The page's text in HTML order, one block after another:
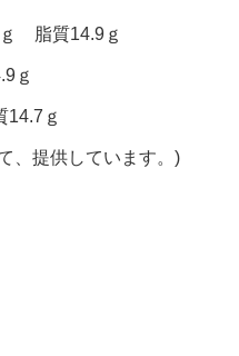
脂質14.9ｇ
ｇ
ｇ
、提供しています。)